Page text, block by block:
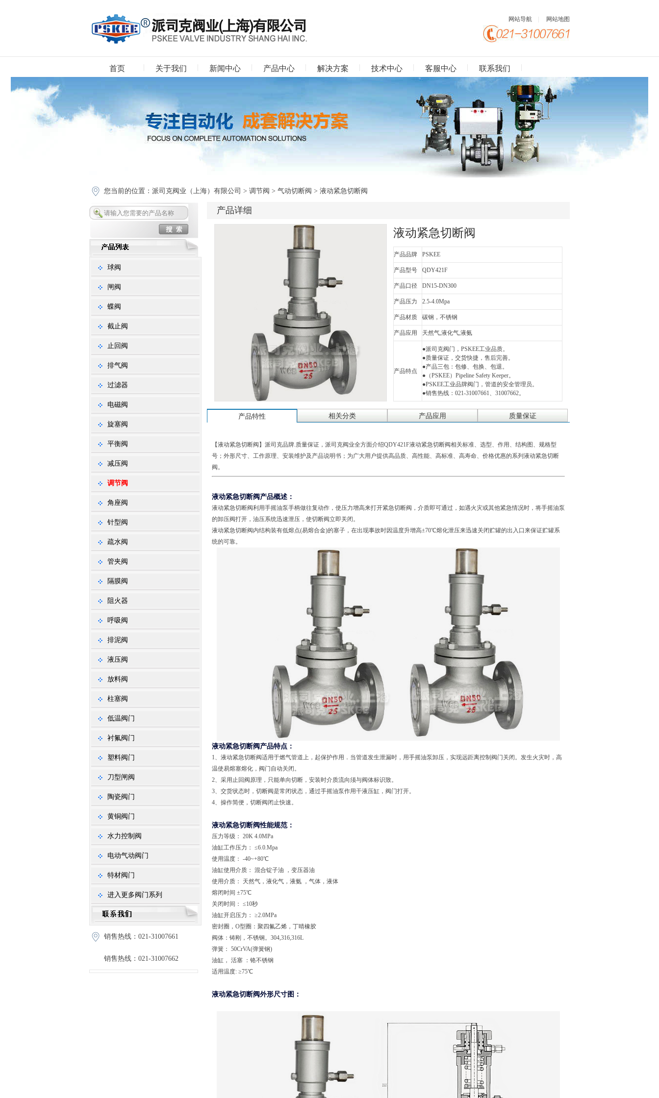
网站导航 网站地图
首页 关于我们 新闻中心 产品中心 解决方案 技术中心 客服中心 联系我们
您当前的位置： 派司克阀业（上海）有限公司 > 调节阀 > 气动切断阀 > 液动紧急切断阀
球阀
闸阀
蝶阀
截止阀
止回阀
排气阀
过滤器
电磁阀
旋塞阀
平衡阀
减压阀
调节阀
角座阀
针型阀
疏水阀
管夹阀
隔膜阀
阻火器
呼吸阀
排泥阀
液压阀
放料阀
柱塞阀
低温阀门
衬氟阀门
塑料阀门
刀型闸阀
陶瓷阀门
黄铜阀门
水力控制阀
电动气动阀门
特材阀门
进入更多阀门系列
销售热线：021-31007661
销售热线：021-31007662
产品详细
液动紧急切断阀
产品品牌 PSKEE
产品型号 QDY421F
产品口径 DN15-DN300
产品压力 2.5-4.0Mpa
产品材质 碳钢，不锈钢
产品应用 天然气,液化气,液氨
产品特点
●派司克阀门，PSKEE工业品质。
●质量保证，交货快捷，售后完善。
●产品三包：包修、包换、包退。
●（PSKEE）Pipeline Safety Keeper。
●PSKEE工业品牌阀门，管道的安全管理员。
●销售热线：021-31007661、31007662。
产品特性 相关分类 产品应用 质量保证
【液动紧急切断阀】派司克品牌.质量保证，派司克阀业全方面介绍QDY421F液动紧急切断阀相关标准、选型、作用、结构图、规格型
号；外形尺寸、工作原理、安装维护及产品说明书；为广大用户提供高品质、高性能、高标准、高寿命、价格优惠的系列液动紧急切断
阀。
液动紧急切断阀产品概述：
液动紧急切断阀利用手摇油泵手柄做往复动作，使压力增高来打开紧急切断阀，介质即可通过，如遇火灾或其他紧急情况时，将手摇油泵
的卸压阀打开，油压系统迅速泄压，使切断阀立即关闭。
液动紧急切断阀内结构装有低熔点(易熔合金)的塞子，在出现事故时因温度升增高±70℃熔化泄压来迅速关闭贮罐的出入口来保证贮罐系
统的可靠。
液动紧急切断阀产品特点：
1、 液动紧急切断阀适用于燃气管道上，起保护作用．当管道发生泄漏时，用手摇油泵卸压，实现远距离控制阀门关闭。发生火灾时，高
温使易熔塞熔化，阀门自动关闭。
2、采用止回阀原理，只能单向切断，安装时介质流向须与阀体标识致。
3、交货状态时，切断阀是常闭状态 ， 通过手摇油泵作用干液压缸，阀门打开。
4、操作简便，切断阀闭止快速。
液动紧急切断阀性能规范：
压力等级： 20K 4.0MPa
油缸工作压力： ≤6.0.Mpa
使用温度： -40~+80℃
油缸使用介质： 混合锭子油 ，变压器油
使用介质： 天然气，液化气，液氨 ，气体，液体
熔闭时间 ±75℃
关闭时间： ≤10秒
油缸开启压力： ≥2.0MPa
密封圈，O型圈：聚四氟乙烯，丁晴橡胶
阀体：铸刚，不锈钢。304,316,316L
弹簧： 50CrVA(弹簧钢)
油缸， 活塞 ：铬不锈钢
适用温度: ≥75℃
液动紧急切断阀外形尺寸图：